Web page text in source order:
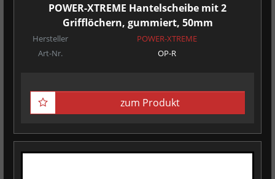
POWER-XTREME Hantelscheibe mit 2
Grifflöchern, gummiert, 50mm
Hersteller
POWER-XTREME
Art-Nr.
OP-R
zum Produkt